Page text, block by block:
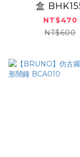
盒
NT$470
NT$600